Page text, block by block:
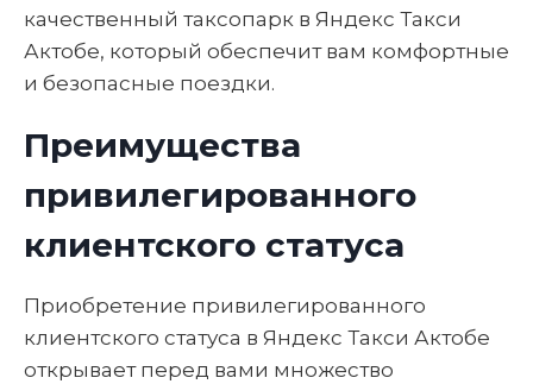
качественный таксопарк в Яндекс Такси
Актобе, который обеспечит вам комфортные
и безопасные поездки.
Преимущества
привилегированного
клиентского статуса
Приобретение привилегированного
клиентского статуса в Яндекс Такси Актобе
открывает перед вами множество